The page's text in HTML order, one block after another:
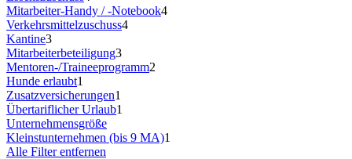
Mitarbeiter-Handy / -Notebook4
Verkehrsmittelzuschuss4
Kantine3
Mitarbeiterbeteiligung3
Mentoren-/Traineeprogramm2
Hunde erlaubt1
Zusatzversicherungen1
Übertariflicher Urlaub1
Unternehmensgröße
Kleinstunternehmen (bis 9 MA)1
Alle Filter entfernen